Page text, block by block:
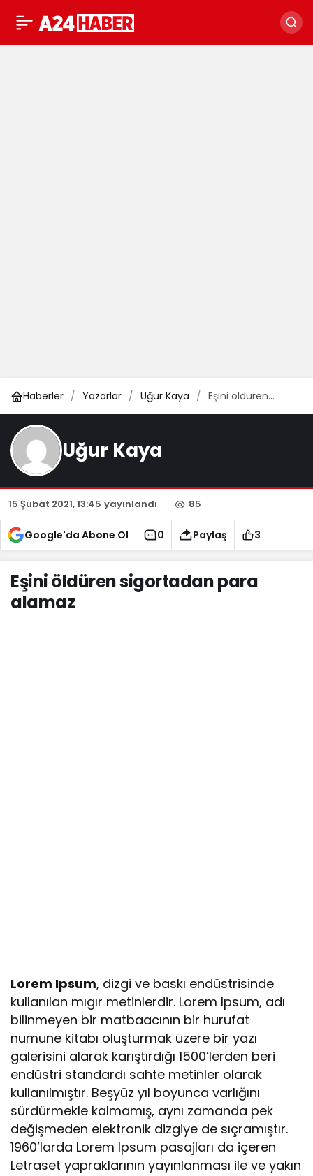
Haberler Yazarlar Uğur Kaya
Eşini öldüren
sigortadan para
Uğur Kaya
15 Şubat 2021, 13:45 yayınlandı 85
Google'da Abone Ol 0 Paylaş 3
Eşini öldüren sigortadan para
alamaz
Lorem Ipsum, dizgi ve baskı endüstrisinde
kullanılan mıgır metinlerdir. Lorem Ipsum, adı
bilinmeyen bir matbaacının bir hurufat
numune kitabı oluşturmak üzere bir yazı
galerisini alarak karıştırdığı 1500’lerden beri
endüstri standardı sahte metinler olarak
kullanılmıştır. Beşyüz yıl boyunca varlığını
sürdürmekle kalmamış, aynı zamanda pek
değişmeden elektronik dizgiye de sıçramıştır.
1960’larda Lorem Ipsum pasajları da içeren
Letraset yapraklarının yayınlanması ile ve yakın